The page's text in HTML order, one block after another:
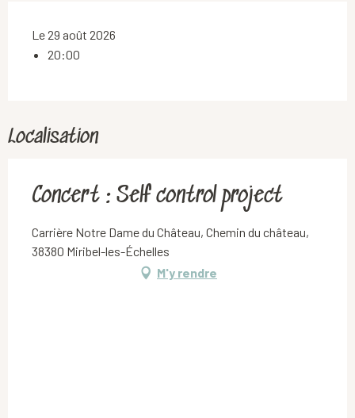
Le 29 août 2026
20:00
Localisation
Concert : Self control project
Carrière Notre Dame du Château, Chemin du château,
38380 Miribel-les-Échelles
M'y rendre